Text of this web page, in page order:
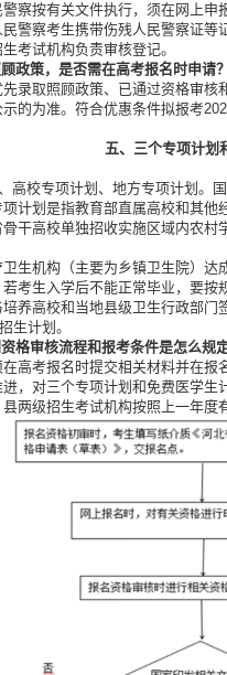
察按有关文件执行，须在网上
警察考生携带伤残人民警察证
考试机构负责审核登记。
政策，是否需在高考报名时申请
录取照顾政策、已通过资格审
的为准。符合优惠条件拟报考
五、三个专项计划
高校专项计划、地方专项计划
计划是指教育部直属高校和其
干高校单独招收实施区域内农村
生机构（主要为乡镇卫生院）
考生入学后不能正常毕业，要按
养高校和当地县级卫生行政部
生计划。
格审核流程和报考条件是怎么规
高考报名时提交相关材料并在报
，对三个专项计划和免费医学
两级招生考试机构按照上一年